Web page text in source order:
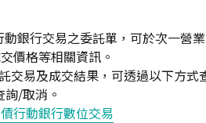
銀行交易之委託單，可於次一營
價格等相關資訊。
交易及成交結果，可透過以下方
/取消。
行動銀行數位交易